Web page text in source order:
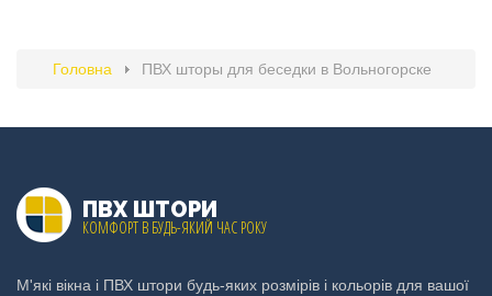
Головна ПВХ шторы для беседки в Вольногорске
ПВХ ШТОРИ
КОМФОРТ В БУДЬ-ЯКИЙ ЧАС РОКУ
М'які вікна і ПВХ штори будь-яких розмірів і кольорів для вашої